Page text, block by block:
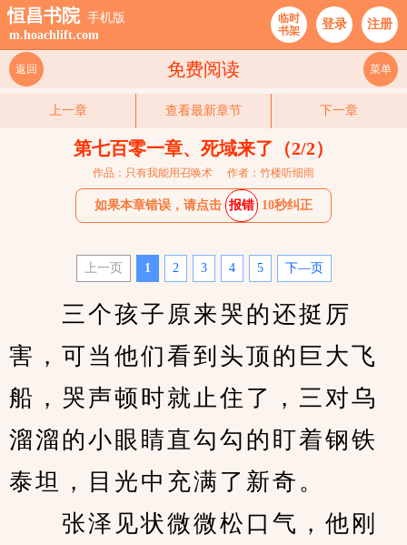
恒昌书院 手机版
m.hoachlift.com
临时
书架
登录 注册
免费阅读
返回 菜单
上一章 查看最新章节 下一章
第七百零一章、死域来了（2/2）
作品：只有我能用召唤术 作者：竹楼听细雨
如果本章错误，请点击 报错 10秒纠正
上一页 1 2 3 4 5 下—页
三个孩子原来哭的还挺厉
害，可当他们看到头顶的巨大飞
船，哭声顿时就止住了，三对乌
溜溜的小眼睛直勾勾的盯着钢铁
泰坦，目光中充满了新奇。
张泽见状微微松口气，他刚